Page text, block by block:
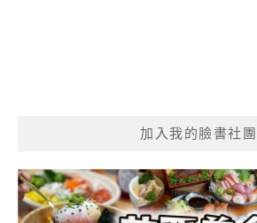
加入我的臉書社團